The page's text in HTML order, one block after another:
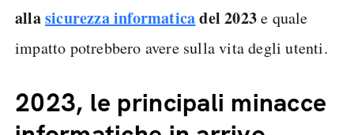
allasicurezza informaticadel 2023e quale
impatto potrebbero avere sulla vita degli utenti.
2023, le principali minacce